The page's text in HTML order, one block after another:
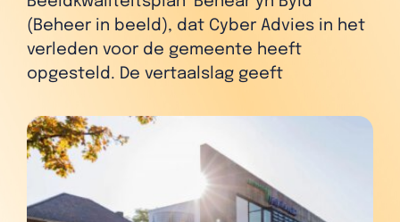
(Beheer in beeld), dat Cyber Advies in het
verleden voor de gemeente heeft
opgesteld. De vertaalslag geeft